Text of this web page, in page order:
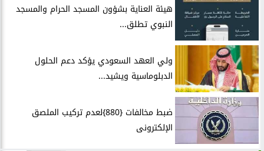
هيئة العناية بشؤون المسجد الحرام والمسجد
النبوي تطلق...
ولي العهد السعودي يؤكد دعم الحلول
الدبلوماسية ويشيد...
ضبط مخالفات {880}لعدم تركيب الملصق
الإلكترونى